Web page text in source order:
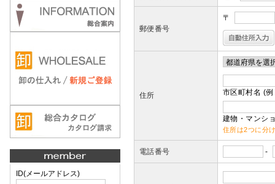
ID(メールアドレス)
郵便番号
〒
住所 市区町村名 (
建物・マンシ
住所は2つに分
電話番号 -